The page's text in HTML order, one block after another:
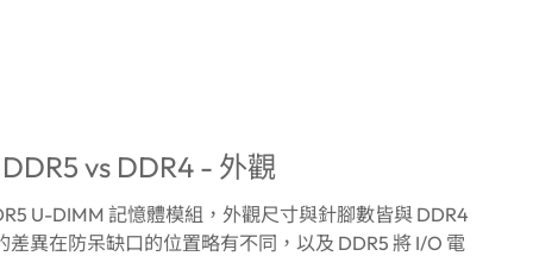
vs DDR4 - 外觀
U-DIMM 記憶體模組，外觀尺寸與針腳數皆與 DDR4
差異在防呆缺口的位置略有不同，以及 DDR5 將 I/O 電